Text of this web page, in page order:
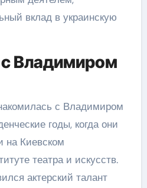
вклад в украинскую
Владимиром
с Владимиром
годы, когда они
на Киевском
театра и искусств.
актерский талант